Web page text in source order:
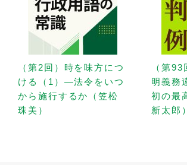
（第2回）時を味方につ
ける（1）—法令をいつ
から施行するか（笠松
珠美）
（第
明義務
初の最
新太郎）